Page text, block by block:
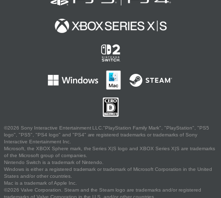
©2026 Sony Interactive Entertainment LLC."PlayStation Family Mark", "PlayStation", "PS5
logo", "PS5", "PS4 logo" and "PS4" are registered trademarks or trademarks of Sony
Interactive Entertainment Inc.
Microsoft, the XBOX Sphere mark, the Series X|S logo and XBOX Series X|S are trademarks
of the Microsoft group of companies.
Nintendo Switch is a trademark of Nintendo.
Windows is either a registered trademark or trademark of Microsoft Corporation in the United
States and/or other countries.
Mac is a trademark of Apple Inc.
©2026 Valve Corporation. Steam and the Steam logo are trademarks and/or registered
trademarks of Valve Corporation in the U.S. and/or other countries.